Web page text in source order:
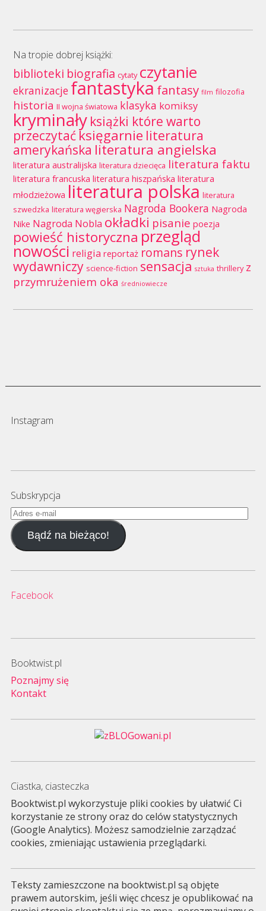
Na tropie dobrej książki:
biblioteki biografia cytaty czytanie
ekranizacje fantastykafantasy film filozofia
historia II wojna światowa klasyka komiksy
kryminały książki które warto
przeczytaćksięgarnie literatura
amerykańska literatura angielska
literatura australijska literatura dziecięca literatura faktu
literatura francuska literatura hiszpańska literatura
młodzieżowa literatura polska literatura
szwedzka literatura węgierska Nagroda Bookera Nagroda
Nike Nagroda Nobla okładki pisanie poezja
powieść historyczna przegląd
nowości religia reportaż romans rynek
wydawniczy science-fiction sensacja sztuka thrillery z
przymrużeniem oka średniowiecze
Instagram
Subskrypcja
Adres
e-
mailBądź na bieżąco!
Facebook
Booktwist.pl
Poznajmy się
Kontakt
Ciastka, ciasteczka
Booktwist.pl wykorzystuje pliki cookies by ułatwić Ci
korzystanie ze strony oraz do celów statystycznych
(Google Analytics). Możesz samodzielnie zarządzać
cookies, zmieniając ustawienia przeglądarki.
Teksty zamieszczone na booktwist.pl są objęte
prawem autorskim, jeśli więc chcesz je opublikować na